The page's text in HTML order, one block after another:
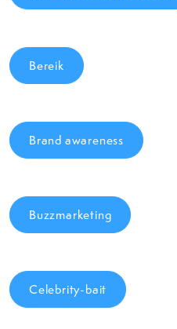
Bereik
Brand awareness
Buzzmarketing
Celebrity-bait